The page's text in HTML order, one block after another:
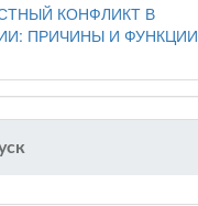
КОНФЛИКТ В
ПРИЧИНЫ И ФУНКЦИИ